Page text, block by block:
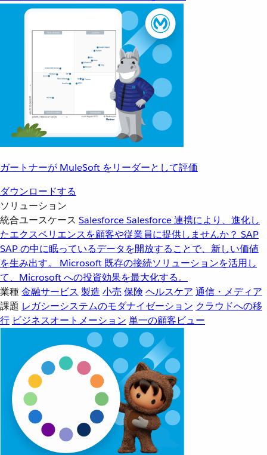
ガートナーが MuleSoft をリーダーとして評価
ダウンロードする
ソリューション
統合ユースケース SalesforceSalesforce 連携により、進化し
たエクスペリエンスを顧客や従業員に提供しませんか？ SAP
SAP の中に眠っているデータを開放することで、新しい価値
を生み出す。
Microsoft 既存の接続ソリューションを活用し
て、Microsoft への投資効果を最大化する。
業種金融サービス 製造 小売 保険 ヘルスケア 通信・メディア
課題 レガシーシステムのモダナイゼーション クラウドへの移
行 ビジネスオートメーション 単一の顧客ビュー